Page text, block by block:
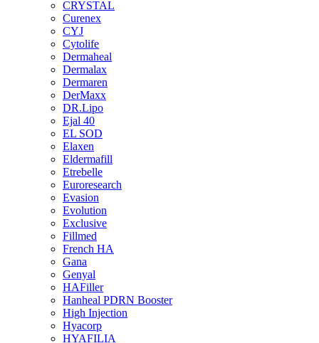
CRYSTAL
Curenex
CYJ
Cytolife
Dermaheal
Dermalax
Dermaren
DerMaxx
DR.Lipo
Ejal 40
EL SOD
Elaxen
Eldermafill
Etrebelle
Euroresearch
Evasion
Evolution
Exclusive
Fillmed
French HA
Gana
Genyal
HAFiller
Hanheal PDRN Booster
High Injection
Hyacorp
HYAFILIA